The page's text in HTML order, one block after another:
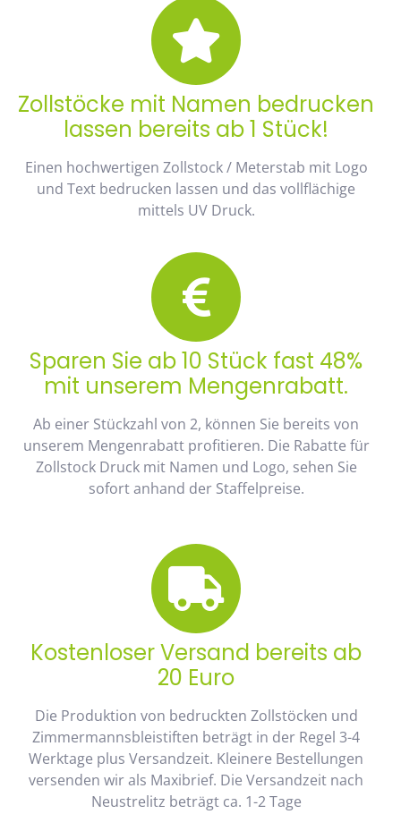
Zollstöcke mit Namen bedrucken
lassen bereits ab 1 Stück!
Einen hochwertigen Zollstock / Meterstab mit Logo
und Text bedrucken lassen und das vollflächige
mittels UV Druck.
Sparen Sie ab 10 Stück fast 48%
mit unserem Mengenrabatt.
Ab einer Stückzahl von 2, können Sie bereits von
unserem Mengenrabatt profitieren. Die Rabatte für
Zollstock Druck mit Namen und Logo, sehen Sie
sofort anhand der Staffelpreise.
Kostenloser Versand bereits ab
20 Euro
Die Produktion von bedruckten Zollstöcken und
Zimmermannsbleistiften beträgt in der Regel 3-4
Werktage plus Versandzeit. Kleinere Bestellungen
versenden wir als Maxibrief. Die Versandzeit nach
Neustrelitz beträgt ca. 1-2 Tage